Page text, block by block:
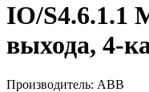
IO/S4.6.1.1
выхода, 4-
Производитель: ABB